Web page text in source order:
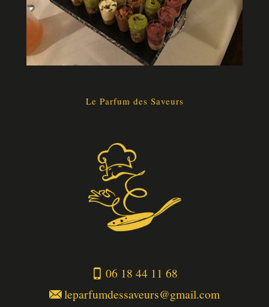
Le Parfum des Saveurs
06 18 44 11 68
leparfumdessaveurs@gmail.com